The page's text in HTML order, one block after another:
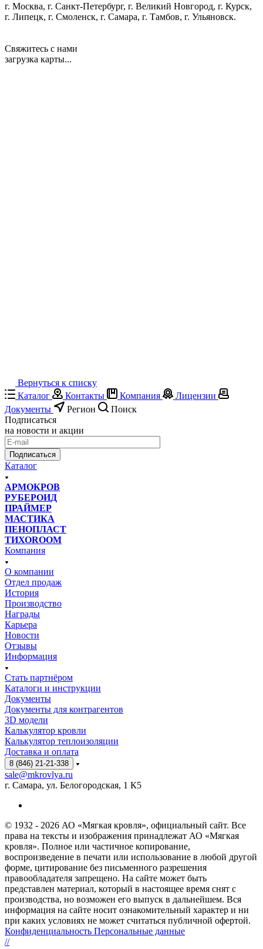
г. Москва, г. Санкт-Петербург, г. Великий Новгород, г. Курск,
г. Липецк, г. Смоленск, г. Самара, г. Тамбов, г. Ульяновск.
Свяжитесь с нами
загрузка карты...
Вернуться к списку
Каталог
Контакты Компания
Лицензии
Документы
Регион
Поиск
Подписаться
на новости и акции
Подписаться
Каталог
АРМОКРОВ
РУБЕРОИД
ПРАЙМЕР
МАСТИКА
ПЕНОПЛАСТ
ТИХОROOM
Компания
О компании
Отдел продаж
История
Производство
Награды
Карьера
Новости
Отзывы
Информация
Стать партнёром
Каталоги и инструкции
Документы
Документы для контрагентов
3D модели
Калькулятор кровли
Калькулятор теплоизоляции
Доставка и оплата
8 (846) 21-21-338
sale@mkrovlya.ru
г. Самара, ул. Белогородская, 1 К5
© 1932 - 2026 АО «Мягкая кровля», официальный сайт. Все
права на тексты и изображения принадлежат АО «Мягкая
кровля». Полное или частичное копирование,
воспроизведение в печати или использование в любой другой
форме, цитирование без письменного разрешения
правообладателя запрещено. На сайте может быть
представлен материал, который в настоящее время снят с
производства, но возможен его выпуск в дальнейшем. Вся
информация на сайте носит ознакомительный характер и ни
при каких условиях не может считаться публичной офертой.
Конфиденциальность Персональные данные
//